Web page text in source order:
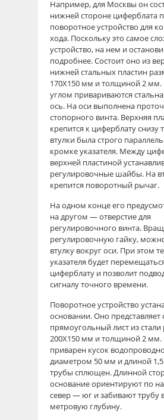
Например, для Москвы он
нижней стороне циферблата
поворотное устройство для
хода. Поскольку это самое
устройство, на нем и
подробнее. Состоит оно из
нижней стальных пластин
170Х150 мм и толщиной 2
углом привариваются
ось. На оси выполнена
стопорного винта. Верхняя
крепится к циферблату снизу
втулки была строго
кромке указателя. Между
верхней пластиной
регулировочные шайбы. На
крепится поворотный рычаг.
На одном конце его
на другом — отверстие для
регулировочного винта.
регулировочную гайку,
втулку вокруг оси. При этом
указателя будет
циферблату и позволит
сигналу точного времени.
Поворотное устройство
основании. Оно представляет
прямоугольный лист из
200Х150 мм и толщиной 2 мм.
приварен кусок
диаметром 50 мм и длиной
трубы сплющен. Длинной
основание ориентируют по
север — юг и забивают трубу
метровую глубину.